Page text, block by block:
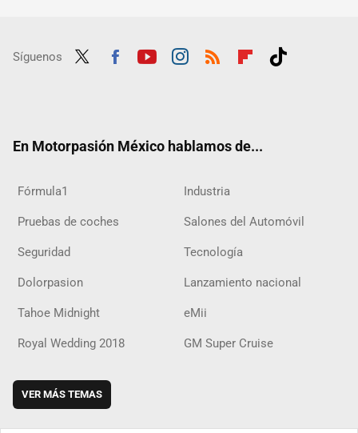
Síguenos
En Motorpasión México hablamos de...
Fórmula1 Industria
Pruebas de coches Salones del Automóvil
Seguridad Tecnología
Dolorpasion Lanzamiento nacional
Tahoe Midnight eMii
Royal Wedding 2018 GM Super Cruise
VER MÁS TEMAS